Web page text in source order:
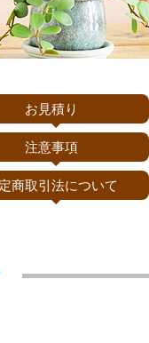
お見積り
注意事項
商取引法について